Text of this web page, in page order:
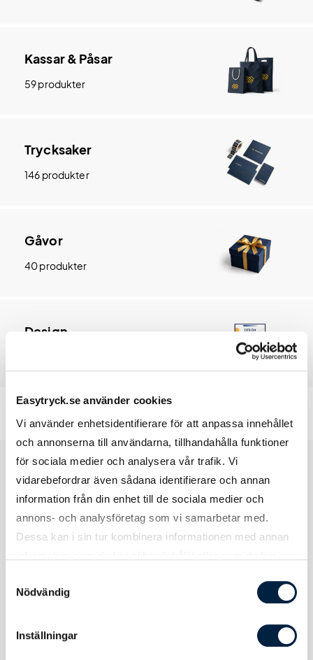
Easytryck.se använder cookies
Vi använder enhetsidentifierare för att anpassa innehållet
och annonserna till användarna, tillhandahålla funktioner
för sociala medier och analysera vår trafik. Vi
vidarebefordrar även sådana identifierare och annan
information från din enhet till de sociala medier och
annons- och analysföretag som vi samarbetar med.
Dessa kan i sin tur kombinera informationen med annan
Nödvändig
Inställningar
Kassar & Påsar
59 produkter
Trycksaker
146 produkter
Gåvor
40 produkter
Design
Vi erbjuder ett av marknadens
bredaste utbud av profilkläder
online – från klassiker till
specialplagg:
Hoodies med tryck